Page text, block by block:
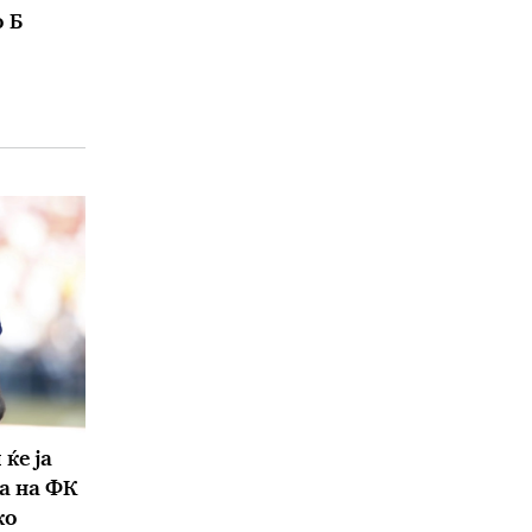
Б
ја
на ФК